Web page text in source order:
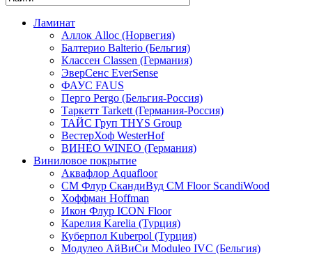
Ламинат
Аллок Alloc (Норвегия)
Балтерио Balterio (Бельгия)
Классен Classen (Германия)
ЭверСенс EverSense
ФАУС FAUS
Перго Pergo (Бельгия-Россия)
Таркетт Tarkett (Германия-Россия)
ТАЙС Груп THYS Group
ВестерХоф WesterHof
ВИНЕО WINEO (Германия)
Виниловое покрытие
Аквафлор Aquafloor
СМ Флур СкандиВуд CM Floor ScandiWood
Хоффман Hoffman
Икон Флур ICON Floor
Карелия Karelia (Турция)
Куберпол Kuberpol (Турция)
Модулео АйВиСи Moduleo IVC (Бельгия)